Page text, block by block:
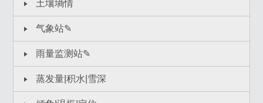
土壤墒情
气象站✎
雨量监测站✎
蒸发量|积水|雪深